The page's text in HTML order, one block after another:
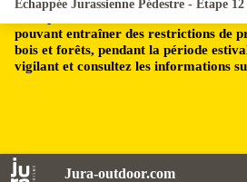
pouvant entraîner des restrictions de
bois et forêts, pendant la période
vigilant et consultez les informations
Jura-outdoor.com